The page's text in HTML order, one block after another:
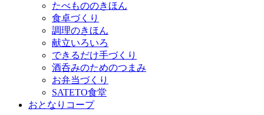
たべもののきほん
食卓づくり
調理のきほん
献立いろいろ
できるだけ手づくり
酒呑みのためのつまみ
お弁当づくり
SATETO食堂
おとなりコープ